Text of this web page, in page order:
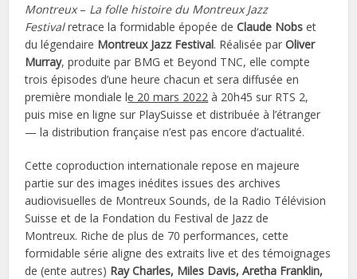
Montreux– La folle histoire du Montreux Jazz
Festivalretrace la formidable épopée deClaude Nobs et
du légendaire Montreux Jazz Festival. Réalisée parOliver
Murray, produite par BMG et Beyond TNC, elle compte
trois épisodes d’une heure chacun et sera diffusée en
première mondiale le 20 mars 2022 à 20h45 sur RTS 2,
puis mise en ligne sur PlaySuisse et distribuée à l’étranger
— la distribution française n’est pas encore d’actualité.
Cette coproduction internationale repose en majeure
partie sur des images inédites issues des archives
audiovisuelles de Montreux Sounds, de la Radio Télévision
Suisse et de la Fondation du Festival de Jazz de
Montreux. Riche de plus de 70 performances, cette
formidable série aligne des extraits live et des témoignages
de (ente autres) Ray Charles, Miles Davis, Aretha Franklin,